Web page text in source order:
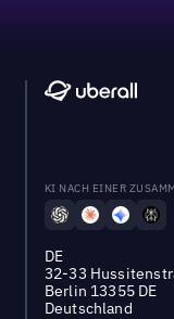
KI NACH EINER
DE
32-33
Berlin 13355 DE
Deutschland